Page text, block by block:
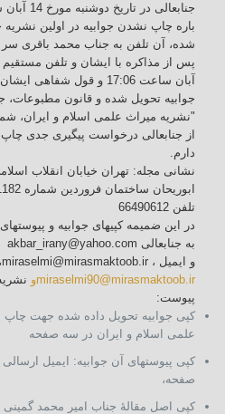
باره چاپ نشدن جوابیه در اولین
شده، آن تلفن به جناب محمد باقری سر
آبان ساعت 17:06 و قول
جوابیه تحویل شده و قانون مطبوعات،
از جنابعالی درخواست پیگیری جدی
دارم.
نشانی مجله: تهران خیابان انقلاب
ابوریحان ساختمان فروردین شماره 1182 طبقه چهارم شماره 16
تلفن 66490612
در این ضمیمه کپیهای جوابیه و
به جنابعالی akbar_irany@yahoo.com
و ایمیل ،miraselmi@mirasmaktoob.ir ،
miraselmi90@mirasmaktoob.irو
پیوست:
کپی جوابیه تحویل داده شده جهت چاپ
علمی اسلام و ایران در سه صفحه
کپی پیوستهای آن جوابیه: ایمیل
صفحه،
کپی اصل مقالۀ جناب امیر محمد